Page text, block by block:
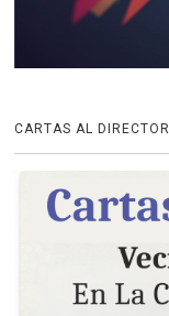
CARTAS AL DIRECTOR